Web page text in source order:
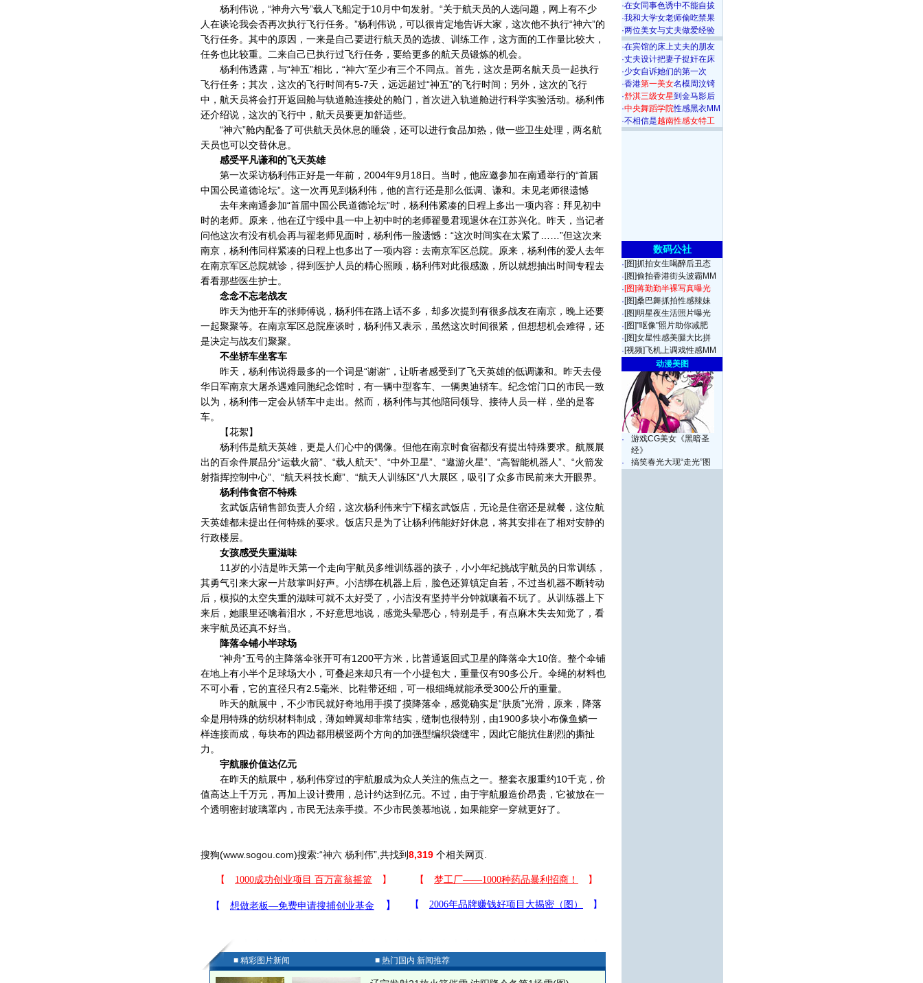
杨利伟说，“神舟六号”载人飞船定于10月中旬发射。“关于航天员的人选问题，网上有不少
人在谈论我会否再次执行飞行任务。”杨利伟说，可以很肯定地告诉大家，这次他不执行“神六”的
飞行任务。其中的原因，一来是自己要进行航天员的选拔、训练工作，这方面的工作量比较大，
任务也比较重。二来自己已执行过飞行任务，要给更多的航天员锻炼的机会。
杨利伟透露，与“神五”相比，“神六”至少有三个不同点。首先，这次是两名航天员一起执行
飞行任务；其次，这次的飞行时间有5-7天，远远超过“神五”的飞行时间；另外，这次的飞行
中，航天员将会打开返回舱与轨道舱连接处的舱门，首次进入轨道舱进行科学实验活动。杨利伟
还介绍说，这次的飞行中，航天员要更加舒适些。
“神六”舱内配备了可供航天员休息的睡袋，还可以进行食品加热，做一些卫生处理，两名航
天员也可以交替休息。
感受平凡谦和的飞天英雄
第一次采访杨利伟正好是一年前，2004年9月18日。当时，他应邀参加在南通举行的“首届
中国公民道德论坛”。这一次再见到杨利伟，他的言行还是那么低调、谦和。未见老师很遗憾
去年来南通参加“首届中国公民道德论坛”时，杨利伟紧凑的日程上多出一项内容：拜见初中
时的老师。原来，他在辽宁绥中县一中上初中时的老师翟曼君现退休在江苏兴化。昨天，当记者
问他这次有没有机会再与翟老师见面时，杨利伟一脸遗憾：“这次时间实在太紧了……”但这次来
南京，杨利伟同样紧凑的日程上也多出了一项内容：去南京军区总院。原来，杨利伟的爱人去年
在南京军区总院就诊，得到医护人员的精心照顾，杨利伟对此很感激，所以就想抽出时间专程去
看看那些医生护士。
念念不忘老战友
昨天为他开车的张师傅说，杨利伟在路上话不多，却多次提到有很多战友在南京，晚上还要
一起聚聚等。在南京军区总院座谈时，杨利伟又表示，虽然这次时间很紧，但想想机会难得，还
是决定与战友们聚聚。
不坐轿车坐客车
昨天，杨利伟说得最多的一个词是“谢谢”，让听者感受到了飞天英雄的低调谦和。昨天去侵
华日军南京大屠杀遇难同胞纪念馆时，有一辆中型客车、一辆奥迪轿车。纪念馆门口的市民一致
以为，杨利伟一定会从轿车中走出。然而，杨利伟与其他陪同领导、接待人员一样，坐的是客
车。
【花絮】
杨利伟是航天英雄，更是人们心中的偶像。但他在南京时食宿都没有提出特殊要求。航展展
出的百余件展品分“运载火箭”、“载人航天”、“中外卫星”、“遨游火星”、“高智能机器人”、“火箭发
射指挥控制中心”、“航天科技长廊”、“航天人训练区”八大展区，吸引了众多市民前来大开眼界。
杨利伟食宿不特殊
玄武饭店销售部负责人介绍，这次杨利伟来宁下榻玄武饭店，无论是住宿还是就餐，这位航
天英雄都未提出任何特殊的要求。饭店只是为了让杨利伟能好好休息，将其安排在了相对安静的
行政楼层。
女孩感受失重滋味
11岁的小洁是昨天第一个走向宇航员多维训练器的孩子，小小年纪挑战宇航员的日常训练，
其勇气引来大家一片鼓掌叫好声。小洁绑在机器上后，脸色还算镇定自若，不过当机器不断转动
后，模拟的太空失重的滋味可就不太好受了，小洁没有坚持半分钟就嚷着不玩了。从训练器上下
来后，她眼里还噙着泪水，不好意思地说，感觉头晕恶心，特别是手，有点麻木失去知觉了，看
来宇航员还真不好当。
降落伞铺小半球场
“神舟”五号的主降落伞张开可有1200平方米，比普通返回式卫星的降落伞大10倍。整个伞铺
在地上有小半个足球场大小，可叠起来却只有一个小提包大，重量仅有90多公斤。伞绳的材料也
不可小看，它的直径只有2.5毫米、比鞋带还细，可一根细绳就能承受300公斤的重量。
昨天的航展中，不少市民就好奇地用手摸了摸降落伞，感觉确实是“肤质”光滑，原来，降落
伞是用特殊的纺织材料制成，薄如蝉翼却非常结实，缝制也很特别，由1900多块小布像鱼鳞一
样连接而成，每块布的四边都用横竖两个方向的加强型编织袋缝牢，因此它能抗住剧烈的撕扯
力。
宇航服价值达亿元
在昨天的航展中，杨利伟穿过的宇航服成为众人关注的焦点之一。整套衣服重约10千克，价
值高达上千万元，再加上设计费用，总计约达到亿元。不过，由于宇航服造价昂贵，它被放在一
个透明密封玻璃罩内，市民无法亲手摸。不少市民羡慕地说，如果能穿一穿就更好了。
搜狗(www.sogou.com)搜索:“神六 杨利伟”,共找到8,319 个相关网页.
■ 精彩图片新闻 ■ 热门国内 新闻推荐
·在女同事色诱中不能自拔
·我和大学女老师偷吃禁果
·两位美女与丈夫做爱经验
·在宾馆的床上丈夫的朋友
·丈夫设计把妻子捉奸在床
·少女自诉她们的第一次
·香港第一美女名模周汶锜
·舒淇三级女星到金马影后
·中央舞蹈学院性感黑衣MM
·不相信是越南性感女特工
数码公社
· [图]抓拍女生喝醉后丑态
· [图]偷拍香港街头波霸MM
·[图]蒋勤勤半裸写真曝光
· [图]桑巴舞抓拍性感辣妹
· [图]明星夜生活照片曝光
· [图]"呕像"照片助你减肥
· [图]女星性感美腿大比拼
· [视频]飞机上调戏性感MM
动漫美图
·
游戏CG美女《黑暗圣
经》
·
搞笑春光大现“走光”图